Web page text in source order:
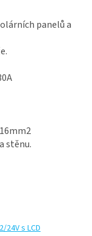
panelů a
stěnu.
24V s LCD